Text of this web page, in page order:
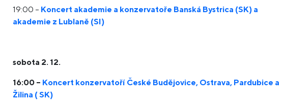
19:00 – Koncert akademie a konzervatoře Banská Bystrica (SK) a
akademie z Lublaně (SI)
sobota 2. 12.
16:00 – Koncert konzervatoří České Budějovice, Ostrava, Pardubice a
Žilina ( SK)